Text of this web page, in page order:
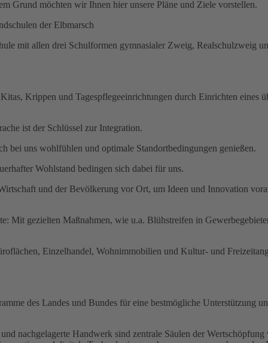
Grund möchten wir Ihnen hier unsere Pläne und Ziele vorstellen.
der Elbmarsch
mit allen drei Schulformen gymnasialer Zweig, Realschulzweig
Krippen und Tagespflegeeinrichtungen durch Einrichten eines
ist der Schlüssel zur Integration.
bei uns wohlfühlen und optimale Standortbedingungen genießen.
Wohlstand bedingen sich dabei für uns.
und der Bevölkerung vor Ort, um Ideen und Innovation
Mit gezielten Maßnahmen, wie u.a. Blühstreifen in
Einzelhandel, Wohnimmobilien und Kultur- und
des Landes und Bundes für eine bestmögliche Unterstützung
nachgelagerte Handwerk sind zentrale Säulen der